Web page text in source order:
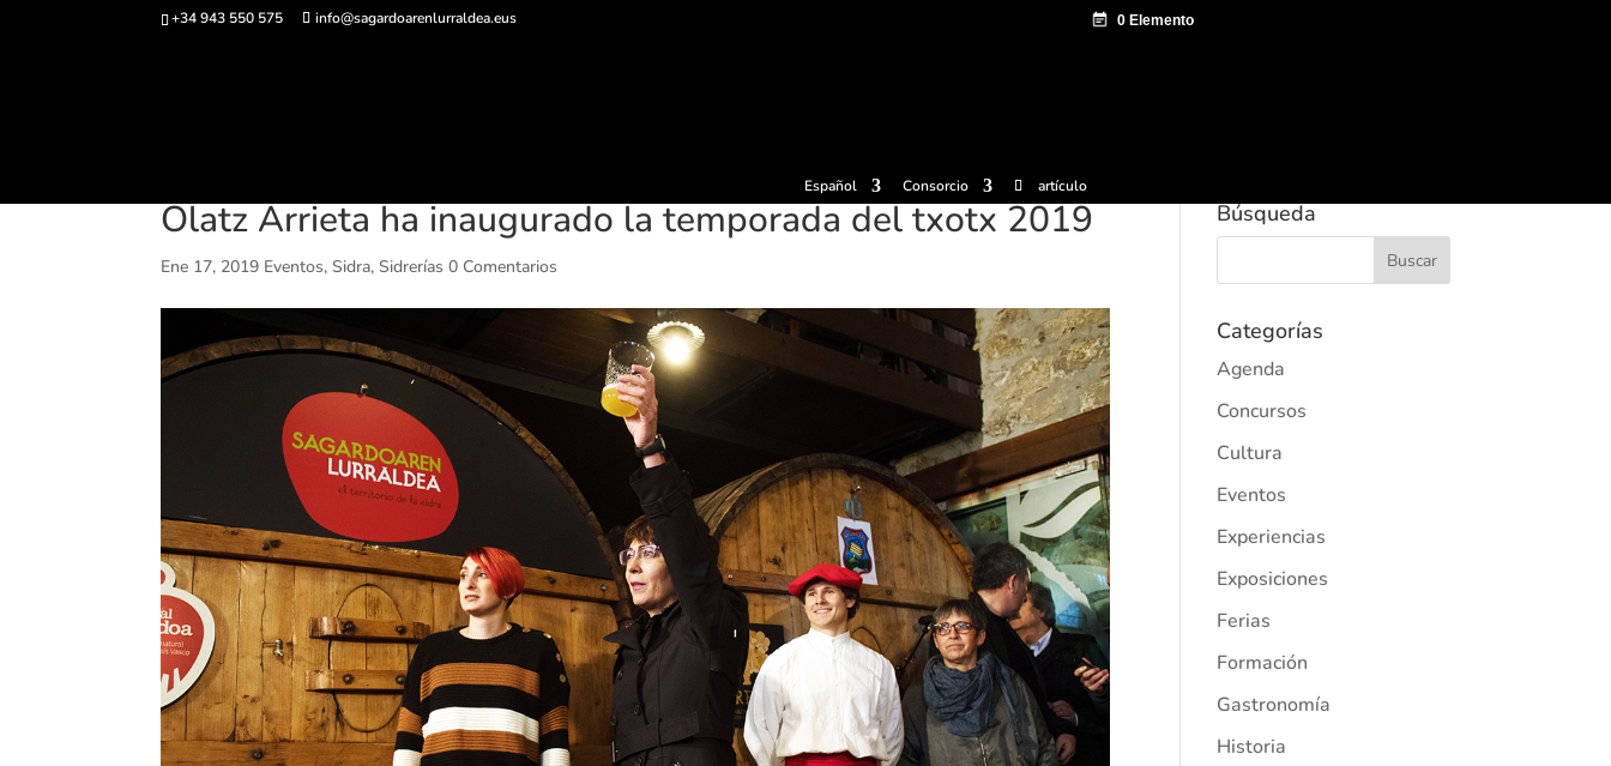
+34 943 550 575 info@sagardoarenlurraldea.eus
Español Consorcio artículo
Olatz Arrieta ha inaugurado la temporada del txotx 2019
Ene 17, 2019 Eventos,Sidra,Sidrerías 0 Comentarios
Búsqueda
Categorías
Agenda
Concursos
Cultura
Eventos
Experiencias
Exposiciones
Ferias
Formación
Gastronomía
Historia